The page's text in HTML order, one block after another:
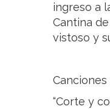
ingreso a
Cantina
vistoso y
“Corte y